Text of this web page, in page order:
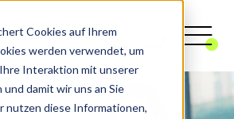
Cookies auf Ihrem
werden verwendet, um
Interaktion mit unserer
damit wir uns an Sie
nutzen diese Informationen,